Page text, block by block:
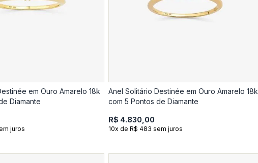
em Ouro Amarelo 18k
Diamante
juros
Anel Solitário Destinée em Ouro Amarelo 18k
com 5 Pontos de Diamante
R$ 4.830,00
10x de R$ 483 sem juros